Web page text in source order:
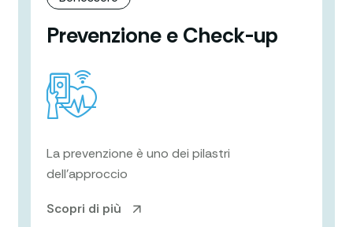
Prevenzione e Check-up
La prevenzione è uno dei pilastri
dell’approccio
Scopri di più